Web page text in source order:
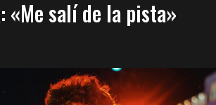
«Me salí de la pista»